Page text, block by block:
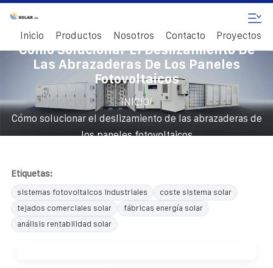
Inicio Productos Nosotros Contacto Proyectos
Cómo Solucionar El Deslizamiento De
Las Abrazaderas De Los Paneles
Fotovoltaicos
INICIO/
Cómo solucionar el deslizamiento de las abrazaderas de
los paneles fotovoltaicos
Etiquetas:
sistemas fotovoltaicos industriales
coste sistema solar
tejados comerciales solar
fábricas energía solar
análisis rentabilidad solar